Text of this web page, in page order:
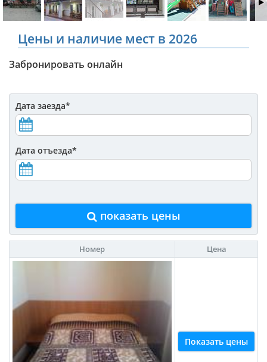
Цены и наличие мест в 2026
Забронировать онлайн
Дата заезда*
Дата отъезда*
показать цены
Номер Цена
Показать цены